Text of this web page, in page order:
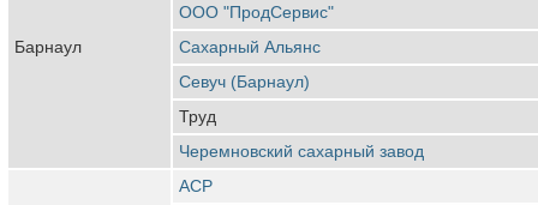
Барнаул
ООО "ПродСервис"
Сахарный Альянс
Севуч (Барнаул)
Труд
Черемновский сахарный завод
АСР